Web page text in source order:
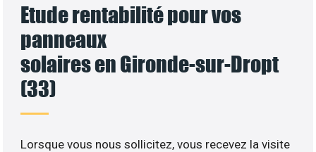
Etude rentabilité pour vos
panneaux
solaires en Gironde-sur-Dropt
(33)
Lorsque vous nous sollicitez, vous recevez la visite